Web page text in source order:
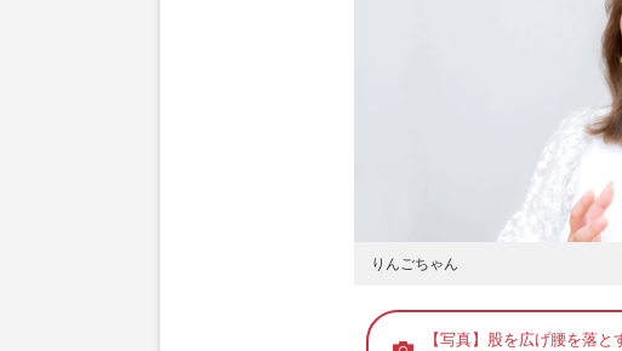
りんごちゃん
【写真】股を広げ腰を落